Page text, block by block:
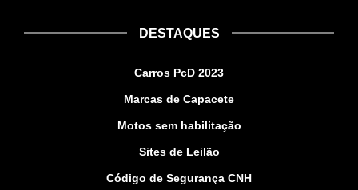
DESTAQUES
Carros PcD 2023
Marcas de Capacete
Motos sem habilitação
Sites de Leilão
Código de Segurança CNH